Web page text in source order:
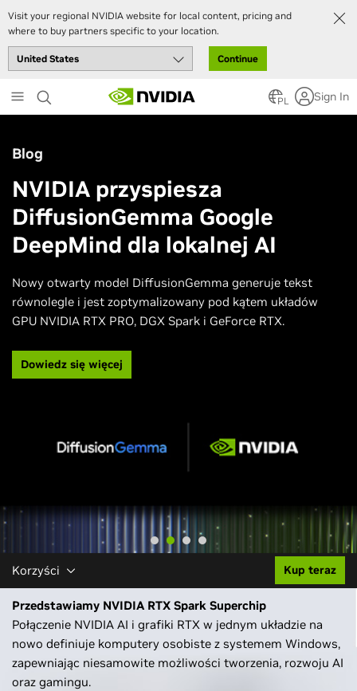
Visit your regional NVIDIA website for local content, pricing and
where to buy partners specific to your location.
Continue
to
main
PL Sign In
Blog
NVIDIA przyspiesza
DiffusionGemma Google
DeepMind dla lokalnej AI
Nowy otwarty model DiffusionGemma generuje tekst
równolegle i jest zoptymalizowany pod kątem układów
GPU NVIDIA RTX PRO, DGX Spark i GeForce RTX.
Dowiedz się więcej
Korzyści Kup teraz
Przedstawiamy NVIDIA RTX Spark Superchip
Połączenie NVIDIA AI i grafiki RTX w jednym układzie na
nowo definiuje komputery osobiste z systemem Windows,
zapewniając niesamowite możliwości tworzenia, rozwoju AI
oraz gamingu.